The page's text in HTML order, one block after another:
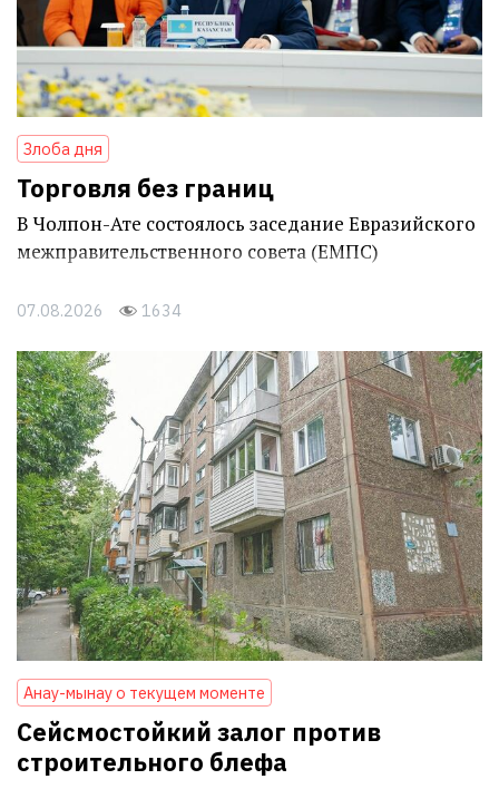
Злоба дня
Торговля без границ
В Чолпон-Ате состоялось заседание Евразийского
межправительственного совета (ЕМПС)
07.08.2026 1634
Анау-мынау о текущем моменте
Сейсмостойкий залог против
строительного блефа